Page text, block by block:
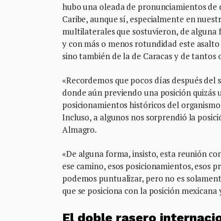
hubo una oleada de pronunciamientos
Caribe, aunque sí, especialmente en
multilaterales que sostuvieron, de alguna
y con más o menos rotundidad este
sino también de la de Caracas y de
«Recordemos que pocos días después
donde aún previendo una posición
posicionamientos históricos del
Incluso, a algunos nos sorprendió la
Almagro.
«De alguna forma, insisto, esta reunión
ese camino, esos posicionamientos, esos
podemos puntualizar, pero no es
que se posiciona con la posición
El doble rasero